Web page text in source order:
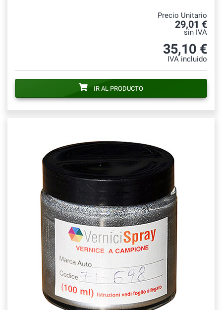
Precio Unitario
29,01 €
sin IVA
35,10 €
IVA incluido
IR AL PRODUCTO